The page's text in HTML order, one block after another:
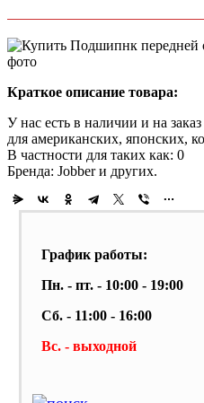
Краткое описание товара:
У нас есть в наличии и на
для американских, японских,
В частности для таких как: 0
Бренда: Jobber и других.
График работы:
Пн. - пт. - 10:00 - 19:00
Сб. - 11:00 - 16:00
Вс. - выходной